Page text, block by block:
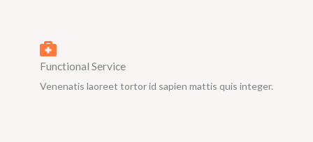
Functional Service
Venenatis laoreet tortor id sapien mattis quis integer.